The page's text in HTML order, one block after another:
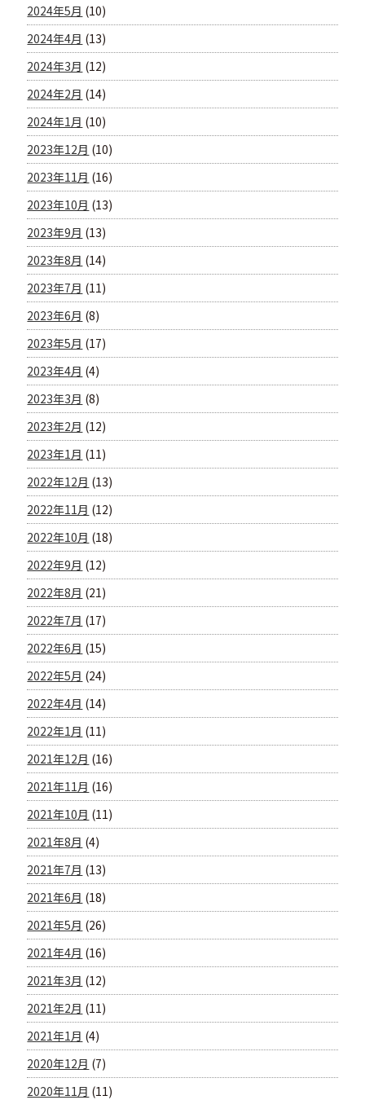
2024年5月 (10)
2024年4月 (13)
2024年3月 (12)
2024年2月 (14)
2024年1月 (10)
2023年12月 (10)
2023年11月 (16)
2023年10月 (13)
2023年9月 (13)
2023年8月 (14)
2023年7月 (11)
2023年6月 (8)
2023年5月 (17)
2023年4月 (4)
2023年3月 (8)
2023年2月 (12)
2023年1月 (11)
2022年12月 (13)
2022年11月 (12)
2022年10月 (18)
2022年9月 (12)
2022年8月 (21)
2022年7月 (17)
2022年6月 (15)
2022年5月 (24)
2022年4月 (14)
2022年1月 (11)
2021年12月 (16)
2021年11月 (16)
2021年10月 (11)
2021年8月 (4)
2021年7月 (13)
2021年6月 (18)
2021年5月 (26)
2021年4月 (16)
2021年3月 (12)
2021年2月 (11)
2021年1月 (4)
2020年12月 (7)
2020年11月 (11)